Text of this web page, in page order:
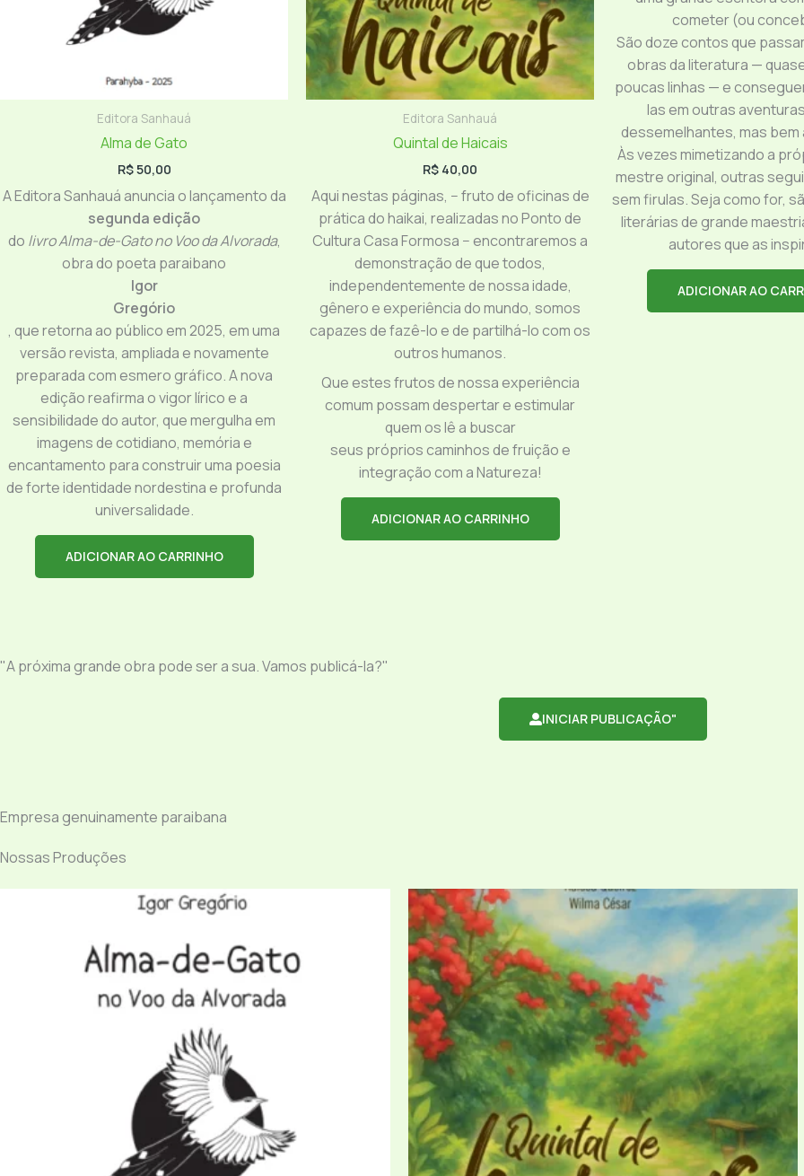
Editora Sanhauá
Alma de Gato
R$50,00
A Editora Sanhauá anuncia o lançamento da
segunda edição
do livro Alma-de-Gato no Voo da Alvorada,
obra do poeta paraibano
Igor
Gregório
, que retorna ao público em 2025, em uma
versão revista, ampliada e novamente
preparada com esmero gráfico. A nova
edição reafirma o vigor lírico e a
sensibilidade do autor, que mergulha em
imagens de cotidiano, memória e
encantamento para construir uma poesia
de forte identidade nordestina e profunda
universalidade.
ADICIONAR AO CARRINHO
Editora Sanhauá
Quintal de Haicais
R$ 40,00
Aqui nestas páginas, − fruto de oficinas de
prática do haikai, realizadas no Ponto de
Cultura Casa Formosa − encontraremos a
demonstração de que todos,
independentemente de nossa idade,
gênero e experiência do mundo, somos
capazes de fazê-lo e de partilhá-lo com os
outros humanos.
Que estes frutos de nossa experiência
comum possam despertar e estimular
quem os lê a buscar
seus próprios caminhos de fruição e
integração com a Natureza!
ADICIONAR AO CARRINHO
cometer (ou
São doze contos que
obras da literatura —
poucas linhas — e
las em outras
dessemelhantes, mas
Às vezes mimetizando a
mestre original, outras
sem firulas. Seja como for,
literárias de grande
autores que as
ADICIONAR AO
"A próxima grande obra pode ser a sua. Vamos publicá-la?"
INICIAR PUBLICAÇÃO"
Empresa genuinamente paraibana
Nossas Produções